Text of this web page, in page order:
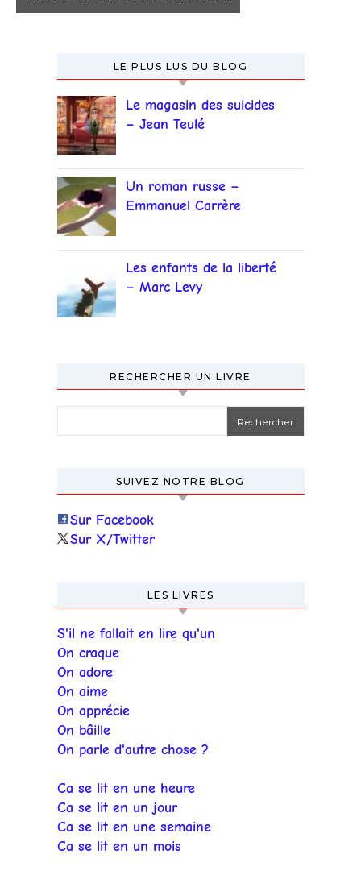
LE PLUS LUS DU BLOG
Le magasin des suicides
– Jean Teulé
Un roman russe –
Emmanuel Carrère
Les enfants de la liberté
– Marc Levy
RECHERCHER UN LIVRE
SUIVEZ NOTRE BLOG
Sur Facebook
Sur X/Twitter
LES LIVRES
S'il ne fallait en lire qu'un
On craque
On adore
On aime
On apprécie
On bâille
On parle d'autre chose ?
Ca se lit en une heure
Ca se lit en un jour
Ca se lit en une semaine
Ca se lit en un mois